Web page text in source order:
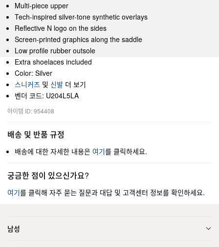
Multi-piece upper
Tech-inspired silver-tone synthetic overlays
Reflective N logo on the sides
Screen-printed graphics along the saddle
Low profile rubber outsole
Extra shoelaces included
Color: Silver
스니커즈 및 신발 더 보기
벤더 코드: U204L5LA
아이템 ID: 954408
배송 및 반품 규정
배송에 대한 자세한 내용은 여기를 클릭하세요.
궁금한 점이 있으신가요?
여기를 클릭해 자주 묻는 질문과 대답 및 고객센터 정보를 확인하세요.
남성